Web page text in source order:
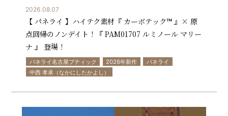
2026.08.07
【 パネライ 】ハイテク素材『 カーボテック™ 』× 原
点回帰のノンデイト！『 PAM01707 ルミノール マリー
ナ 』 登場！
パネライ名古屋ブティック 2026年新作
パネライ
中西 孝承（なかにしたかよし）